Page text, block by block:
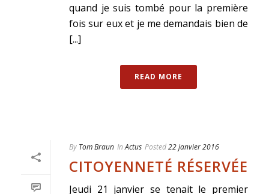
quand je suis tombé pour la première
fois sur eux et je me demandais bien de
[...]
READ MORE
By Tom Braun In Actus Posted22 janvier 2016
CITOYENNETÉ RÉSERVÉE
Jeudi 21 janvier se tenait le premier